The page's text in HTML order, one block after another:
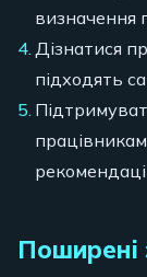
визначення
Дізнатися
підходять
Поширені